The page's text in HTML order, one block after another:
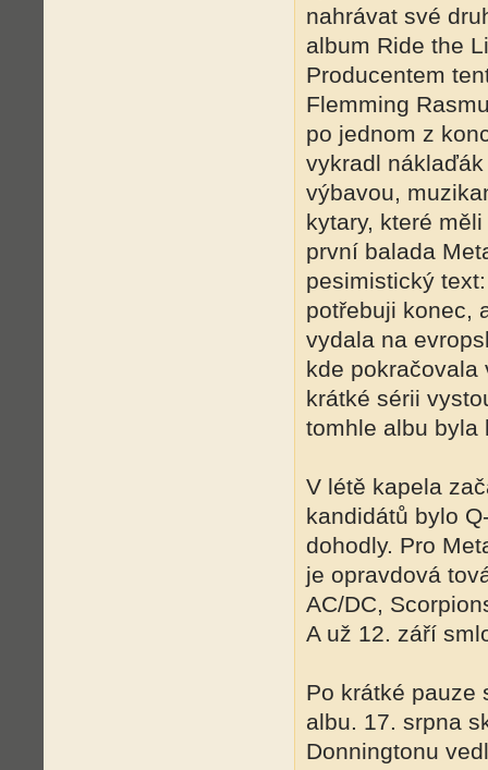
nahrávat své
album Ride the
Producentem
Flemming
po jednom z
vykradl
výbavou,
kytary, které
první balada
pesimistický
potřebuji konec,
vydala na
kde pokračovala
krátké sérii
tomhle albu byla
V létě kapela
kandidátů bylo
dohodly. Pro
je opravdová
AC/DC,
A už 12. září
Po krátké pauze
albu. 17. srpna
Donningtonu